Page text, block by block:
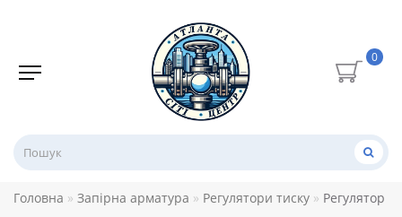
0
Головна Запірна арматура Регулятори тиску Регулятор